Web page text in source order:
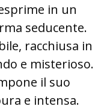
in un
seducente.
racchiusa in
e misterioso.
il suo
e intensa.